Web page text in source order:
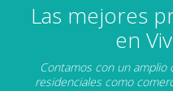
Las mejores
en
Contamos con un
residenciales como